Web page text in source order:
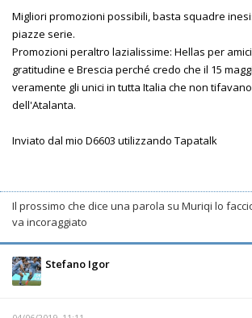
Migliori promozioni possibili, basta squadre
piazze serie.
Promozioni peraltro lazialissime: Hellas per
gratitudine e Brescia perché credo che il 15
veramente gli unici in tutta Italia che non
dell'Atalanta.
Inviato dal mio D6603 utilizzando Tapatalk
Il prossimo che dice una parola su Muriqi lo
va incoraggiato
Stefano Igor